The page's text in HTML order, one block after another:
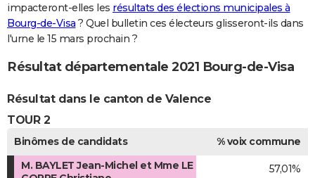
impacteront-elles les résultats des élections municipales à
Bourg-de-Visa ? Quel bulletin ces électeurs glisseront-ils dans
l'urne le 15 mars prochain ?
Résultat départementale 2021 Bourg-de-Visa
Résultat dans le canton de Valence
TOUR 2
Binômes de candidats
% voix commune
M. BAYLET Jean-Michel et Mme LE
57,01%